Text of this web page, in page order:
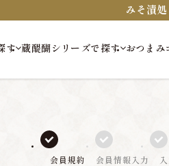
みそ漬
す 蔵醍醐シリーズで探す おつまみ
会員規約 会員情報入力